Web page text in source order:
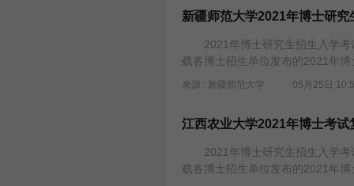
新疆师范大学2021年博士研
2021年博士研究生招生入学考
载各博士招生单位发布的2021年
来源 : 新疆师范大学 05月25日
江西农业大学2021年博士考试
2021年博士研究生招生入学考
载各博士招生单位发布的2021年